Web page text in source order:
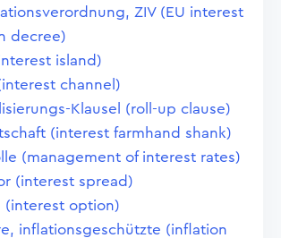
ZIV (EU interest
decree)
island)
channel)
Klausel (roll-up clause)
(interest farmhand shank)
(management of interest rates)
(interest spread)
(interest option)
inflationsgeschützte (inflation